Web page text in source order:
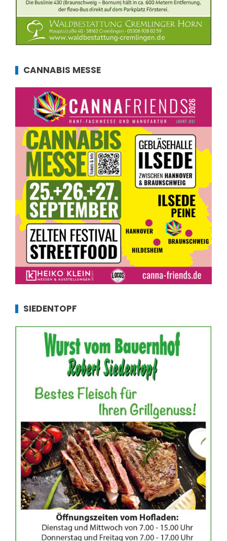
CANNABIS MESSE
SIEDENTOPF